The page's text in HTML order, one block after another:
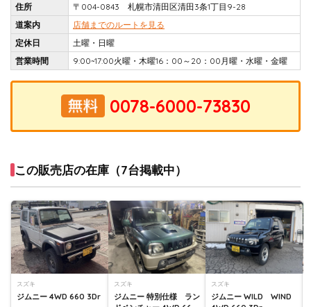
住所
〒004-0843 札幌市清田区清田3条1丁目9-28
道案内
店舗までのルートを見る
定休日
土曜・日曜
営業時間
9:00~17:00火曜・木曜16：00～20：00月曜・水曜・金曜
この販売店の在庫（7台掲載中）
スズキ
ジムニー 4WD 660 3Dr
スズキ
ジムニー 特別仕様 ラン
スズキ
ジムニー WILD WIND